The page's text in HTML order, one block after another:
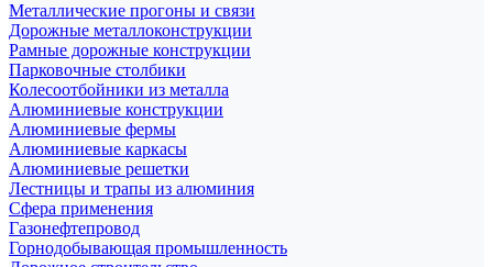
Металлические прогоны и связи
Дорожные металлоконструкции
Рамные дорожные конструкции
Парковочные столбики
Колесоотбойники из металла
Алюминиевые конструкции
Алюминиевые фермы
Алюминиевые каркасы
Алюминиевые решетки
Лестницы и трапы из алюминия
Сфера применения
Газонефтепровод
Горнодобывающая промышленность